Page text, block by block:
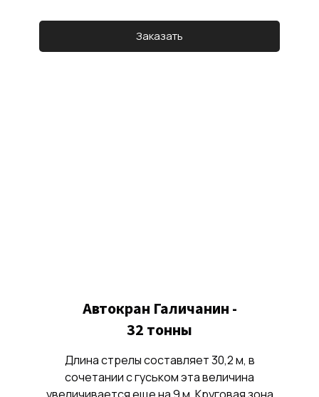
Заказать
Автокран Галичанин -
32 тонны
Длина стрелы составляет 30,2 м, в
сочетании с гуськом эта величина